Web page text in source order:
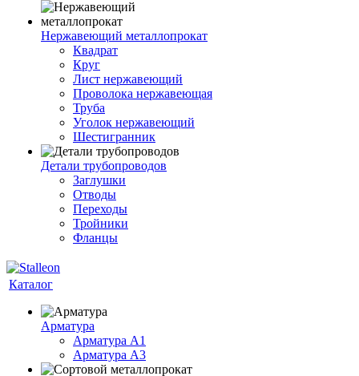
Нержавеющий металлопрокат
Квадрат
Круг
Лист нержавеющий
Проволока нержавеющая
Труба
Уголок нержавеющий
Шестигранник
Детали трубопроводов
Заглушки
Отводы
Переходы
Тройники
Фланцы
Каталог
Арматура
Арматура A1
Арматура А3